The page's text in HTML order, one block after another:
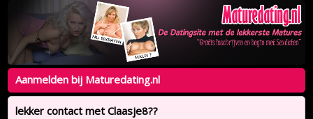
Aanmelden bij Maturedating.nl
lekker contact met Claasje8??